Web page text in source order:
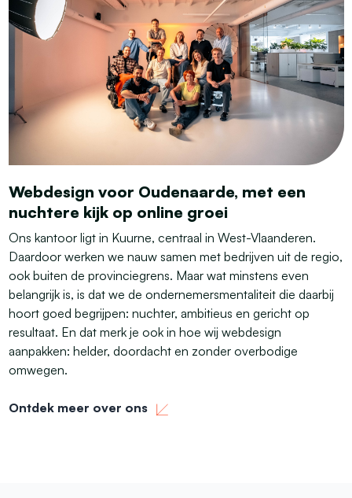
Webdesign voor Oudenaarde, met een
nuchtere kijk op online groei
Ons kantoor ligt in Kuurne, centraal in West-Vlaanderen.
Daardoor werken we nauw samen met bedrijven uit de regio,
ook buiten de provinciegrens. Maar wat minstens even
belangrijk is, is dat we de ondernemersmentaliteit die daarbij
hoort goed begrijpen: nuchter, ambitieus en gericht op
resultaat. En dat merk je ook in hoe wij webdesign
aanpakken: helder, doordacht en zonder overbodige
omwegen.
Ontdek meer over ons